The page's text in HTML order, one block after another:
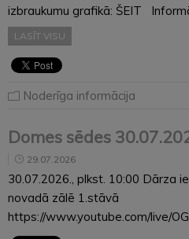
izbraukumu grafikā: ŠEIT
LASĪT VISU
Noderīga informācija
Domes sēdes
29.07.2026
30.07.2026., plkst. 10:00 Dārza
novadā zālē 1.stāvā
https://www.youtube.com/live/